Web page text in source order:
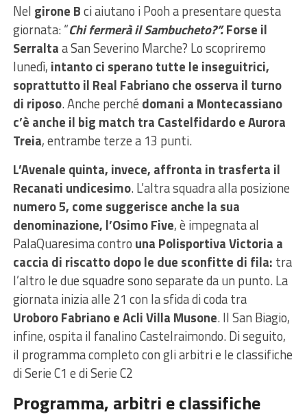
Nel girone Bci aiutano i Pooh a presentare questa
giornata: “Chi fermerà il Sambucheto?”.Forse il
Serraltaa San Severino Marche? Lo scopriremo
lunedì, intanto ci sperano tutte le inseguitrici,
soprattutto il Real Fabriano che osserva il turno
di riposo. Anche perché domani a Montecassiano
c’è anche il big match tra Castelfidardo e Aurora
Treia, entrambe terze a 13 punti.
L’Avenale quinta, invece, affronta in trasferta il
Recanati undicesimo. L’altra squadra alla posizione
numero 5, come suggerisce anche la sua
denominazione, l’Osimo Five, è impegnata al
PalaQuaresima contro una Polisportiva Victoria a
caccia di riscatto dopo le due sconfitte di fila: tra
l’altro le due squadre sono separate da un punto. La
giornata inizia alle 21 con la sfida di coda tra
Uroboro Fabriano e Acli Villa Musone. Il San Biagio,
infine, ospita il fanalino Castelraimondo. Di seguito,
il programma completo con gli arbitri e le classifiche
di Serie C1 e di Serie C2
Programma, arbitri e classifiche